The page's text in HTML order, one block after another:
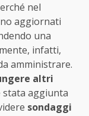
nel
aggiornati
una
infatti,
amministrare.
altri
stata aggiunta
sondaggi